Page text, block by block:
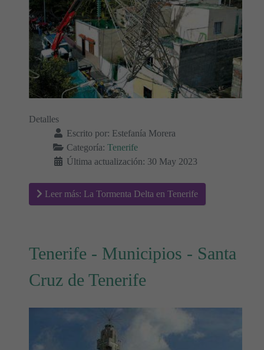
Detalles
Escrito por: Estefanía Morera
Categoría: Tenerife
Última actualización: 30 May 2023
Leer más: La Tormenta Delta en Tenerife
Tenerife - Municipios - Santa
Cruz de Tenerife